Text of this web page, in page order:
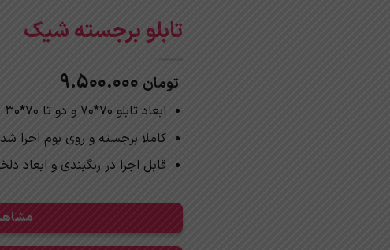
تابلو برجسته شیک
تومان 9.500.000
ابعاد تابلو 70*70 و دو تا 70*30
کاملا برجسته و روی بوم اجرا
قابل اجرا در رنگبندی و ابعاد